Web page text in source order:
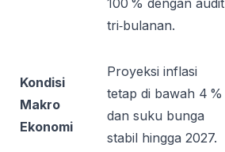
100 % dengan audit
tri‑bulanan.
Kondisi
Makro
Ekonomi
Proyeksi inflasi
tetap di bawah 4 %
dan suku bunga
stabil hingga 2027.